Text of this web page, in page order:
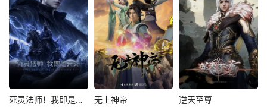
死灵法师！我即是天灾动漫 无上神帝 逆天至尊